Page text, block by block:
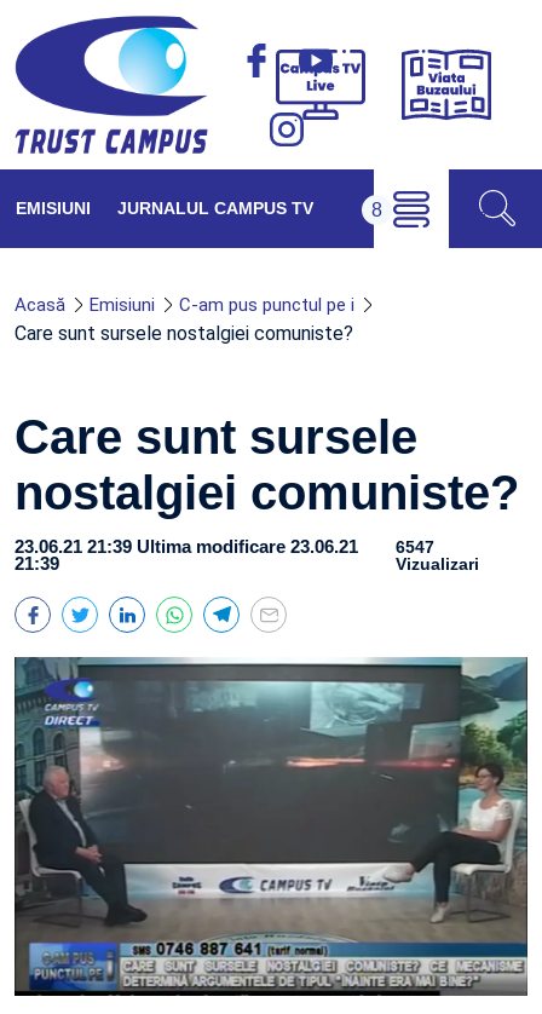
Campus
Viața
EMISIUNI JURNALUL CAMPUS TV
Acasă Emisiuni C-am pus punctul pe i
Care sunt sursele nostalgiei comuniste?
Care sunt sursele
nostalgiei comuniste?
23.06.21 21:39 Ultima modificare 23.06.21
21:39
6547
Vizualizari